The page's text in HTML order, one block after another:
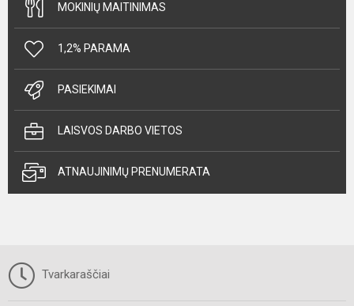
MOKINIŲ MAITINIMAS
1,2% PARAMA
PASIEKIMAI
LAISVOS DARBO VIETOS
ATNAUJINIMŲ PRENUMERATA
Tvarkaraščiai